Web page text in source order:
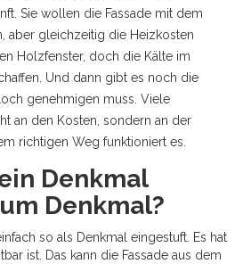
Sie wollen die Fassade mit dem
aber gleichzeitig die Heizkosten
Holzfenster, doch die Kälte im
Und dann gibt es noch die
genehmigen muss. Viele
an den Kosten, sondern an der
richtigen Weg funktioniert es.
Denkmal
Denkmal?
so als Denkmal eingestuft. Es hat
ist. Das kann die Fassade aus dem